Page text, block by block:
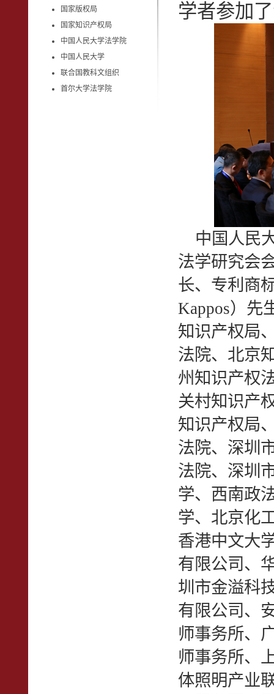
国家版权局
国家知识产权局
中国人民大学法学院
中国人民大学
联合国教科文组织
首尔大学法学院
学者参加
中国人民
法学研究会
长、专利商
Kappos）先
知识产权局
法院、北京
州知识产权
关村知识产
知识产权局
法院、深圳
法院、深圳
学、西南政
学、北京化
香港中文大
有限公司、
圳市金溢科
有限公司、
师事务所、
师事务所、
体照明产业